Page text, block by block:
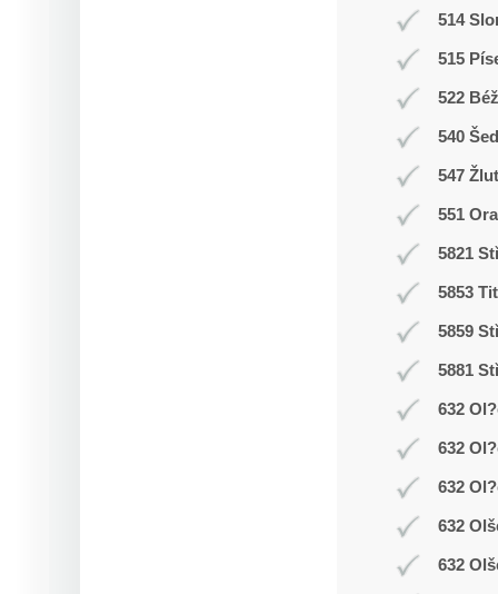
514
515
522
540
547
551
5821
5853
5859
5881
632
632
632
632
632